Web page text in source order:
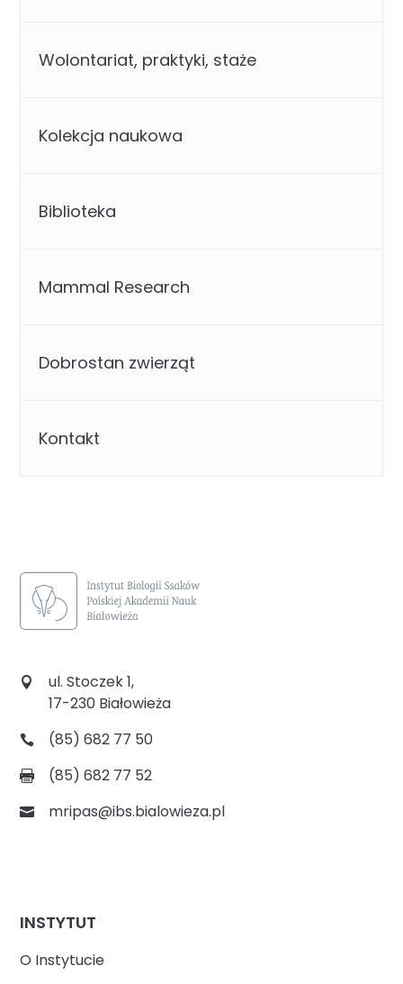
Wolontariat, praktyki, staże
Kolekcja naukowa
Biblioteka
Mammal Research
Dobrostan zwierząt
Kontakt
ul. Stoczek 1,
17-230 Białowieża
(85) 682 77 50
(85) 682 77 52
mripas@ibs.bialowieza.pl
INSTYTUT
O Instytucie